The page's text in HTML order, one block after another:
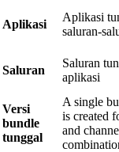
Aplikasi
Aplikasi
saluran-
Saluran
Saluran
aplikasi
Versi
bundle
tunggal
A single
is created
and